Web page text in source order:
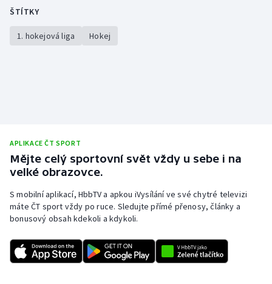
ŠTÍTKY
1. hokejová liga Hokej
APLIKACE ČT SPORT
Mějte celý sportovní svět vždy u sebe i na
velké obrazovce.
S mobilní aplikací, HbbTV a apkou iVysílání ve své chytré televizi
máte ČT sport vždy po ruce. Sledujte přímé přenosy, články a
bonusový obsah kdekoli a kdykoli.